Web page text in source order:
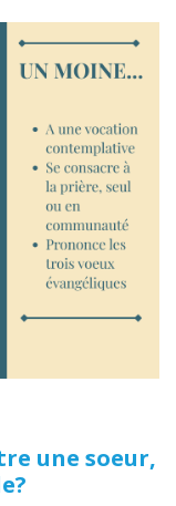
une soeur,